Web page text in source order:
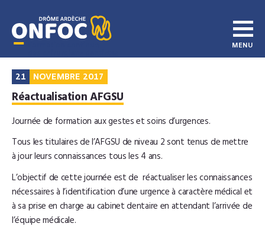
21 NOVEMBRE 2017
Réactualisation AFGSU
Journée de formation aux gestes et soins d’urgences.
Tous les titulaires de l’AFGSU de niveau 2 sont tenus de mettre
à jour leurs connaissances tous les 4 ans.
L’objectif de cette journée est de réactualiser les connaissances
nécessaires à l’identification d’une urgence à caractère médical et
à sa prise en charge au cabinet dentaire en attendant l’arrivée de
l’équipe médicale.